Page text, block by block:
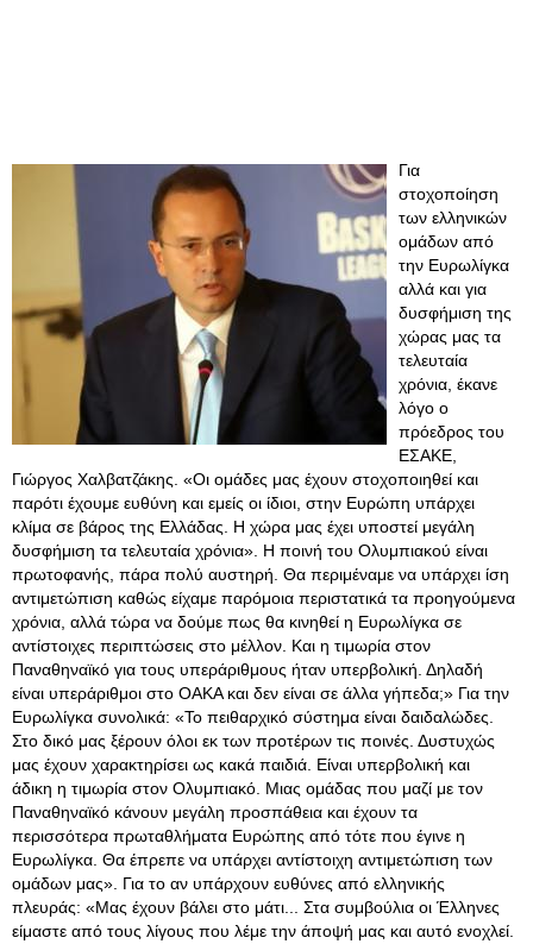
Για
στοχοποίηση
των ελληνικών
ομάδων από
την Ευρωλίγκα
αλλά και για
δυσφήμιση της
χώρας μας τα
τελευταία
χρόνια, έκανε
λόγο ο
πρόεδρος του
ΕΣΑΚΕ,
Γιώργος Χαλβατζάκης. «Οι ομάδες μας έχουν στοχοποιηθεί και
παρότι έχουμε ευθύνη και εμείς οι ίδιοι, στην Ευρώπη υπάρχει
κλίμα σε βάρος της Ελλάδας. Η χώρα μας έχει υποστεί μεγάλη
δυσφήμιση τα τελευταία χρόνια». Η ποινή του Ολυμπιακού είναι
πρωτοφανής, πάρα πολύ αυστηρή. Θα περιμέναμε να υπάρχει ίση
αντιμετώπιση καθώς είχαμε παρόμοια περιστατικά τα προηγούμενα
χρόνια, αλλά τώρα να δούμε πως θα κινηθεί η Ευρωλίγκα σε
αντίστοιχες περιπτώσεις στο μέλλον. Και η τιμωρία στον
Παναθηναϊκό για τους υπεράριθμους ήταν υπερβολική. Δηλαδή
είναι υπεράριθμοι στο ΟΑΚΑ και δεν είναι σε άλλα γήπεδα;» Για την
Ευρωλίγκα συνολικά: «Το πειθαρχικό σύστημα είναι δαιδαλώδες.
Στο δικό μας ξέρουν όλοι εκ των προτέρων τις ποινές. Δυστυχώς
μας έχουν χαρακτηρίσει ως κακά παιδιά . Είναι υπερβολική και
άδικη η τιμωρία στον Ολυμπιακό. Μιας ομάδας που μαζί με τον
Παναθηναϊκό κάνουν μεγάλη προσπάθεια και έχουν τα
περισσότερα πρωταθλήματα Ευρώπης από τότε που έγινε η
Ευρωλίγκα. Θα έπρεπε να υπάρχει αντίστοιχη αντιμετώπιση των
ομάδων μας». Για το αν υπάρχουν ευθύνες από ελληνικής
πλευράς: «Μας έχουν βάλει στο μάτι... Στα συμβούλια οι Έλληνες
είμαστε από τους λίγους που λέμε την άποψή μας και αυτό ενοχλεί.